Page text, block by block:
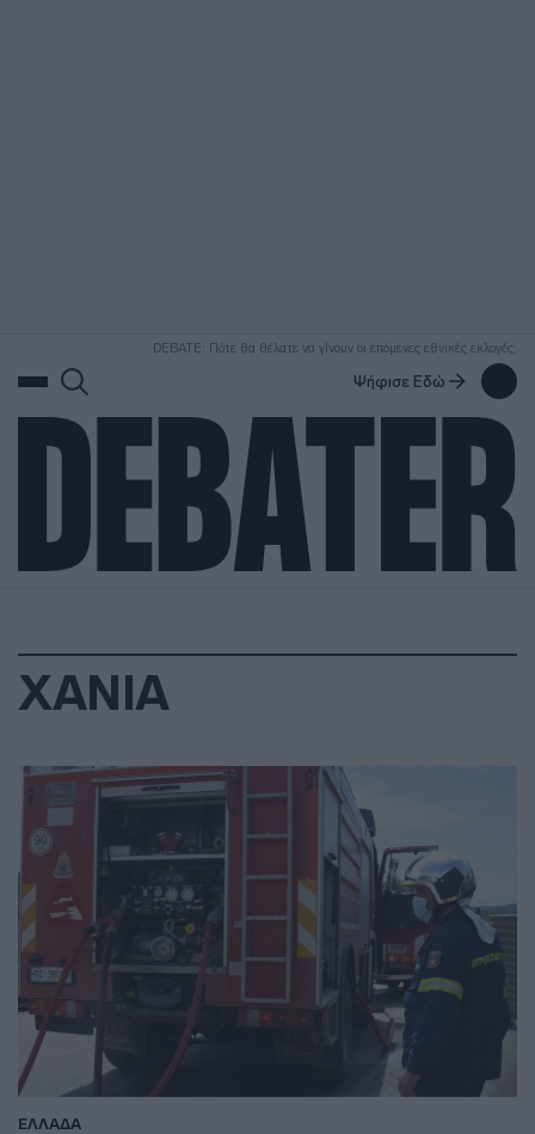
DEBATE: Πότε θα θέλατε να γίνουν οι επόμενες εθνικές εκλογές;
Ψήφισε Εδώ
ΧΑΝΙΑ
ΕΛΛΑΔΑ